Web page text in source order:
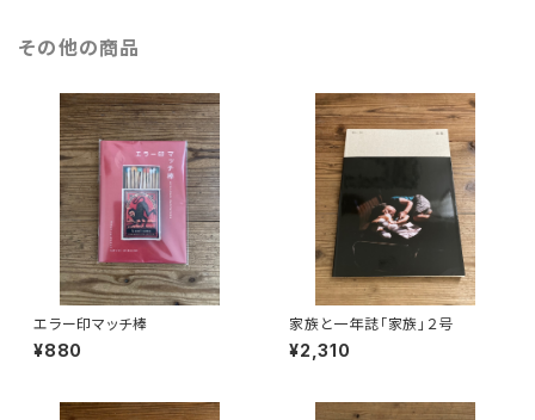
その他の商品
エラー印マッチ棒
¥880
家族と一年誌「家族」２号
¥2,310